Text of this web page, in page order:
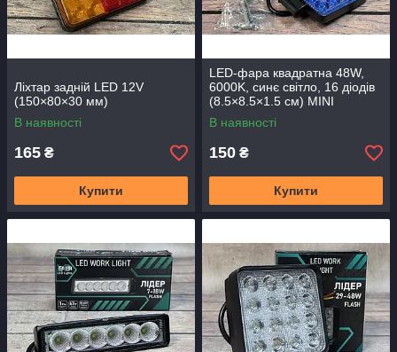
Ліхтар задній LED 12V
(150×80×30 мм)
В наявності
165 ₴
Купити
LED-фара квадратна 48W,
6000K, синє світло, 16 діодів
(8.5×8.5×1.5 см) MINI
В наявності
150 ₴
Купити